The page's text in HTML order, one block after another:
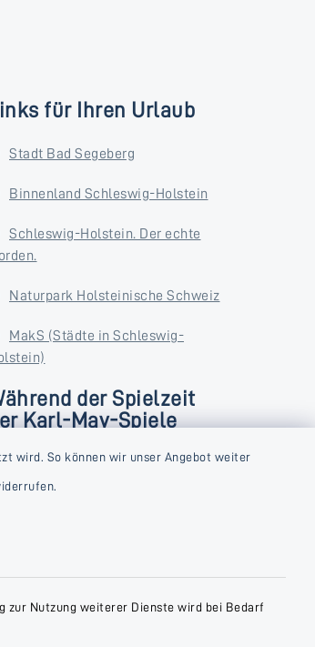
wird. So können wir unser Angebot weiter
zur Nutzung weiterer Dienste wird bei Bedarf
für Ihren Urlaub
Stadt Bad Segeberg
Binnenland Schleswig-Holstein
Schleswig-Holstein. Der echte
Naturpark Holsteinische Schweiz
MakS (Städte in Schleswig-
der Spielzeit
Karl-May-Spiele
und Freitag